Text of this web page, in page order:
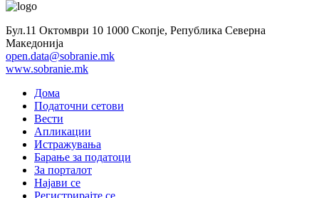
Бул.11 Октомври 10 1000 Скопје, Република Северна
Македонија
open.data@sobranie.mk
www.sobranie.mk
Дома
Податочни сетови
Вести
Апликации
Истражувања
Барање за податоци
За порталот
Најави се
Регистрирајте се